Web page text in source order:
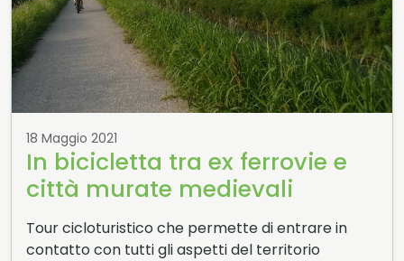
18 Maggio 2021
In bicicletta tra ex ferrovie e
città murate medievali
Tour cicloturistico che permette di entrare in
contatto con tutti gli aspetti del territorio